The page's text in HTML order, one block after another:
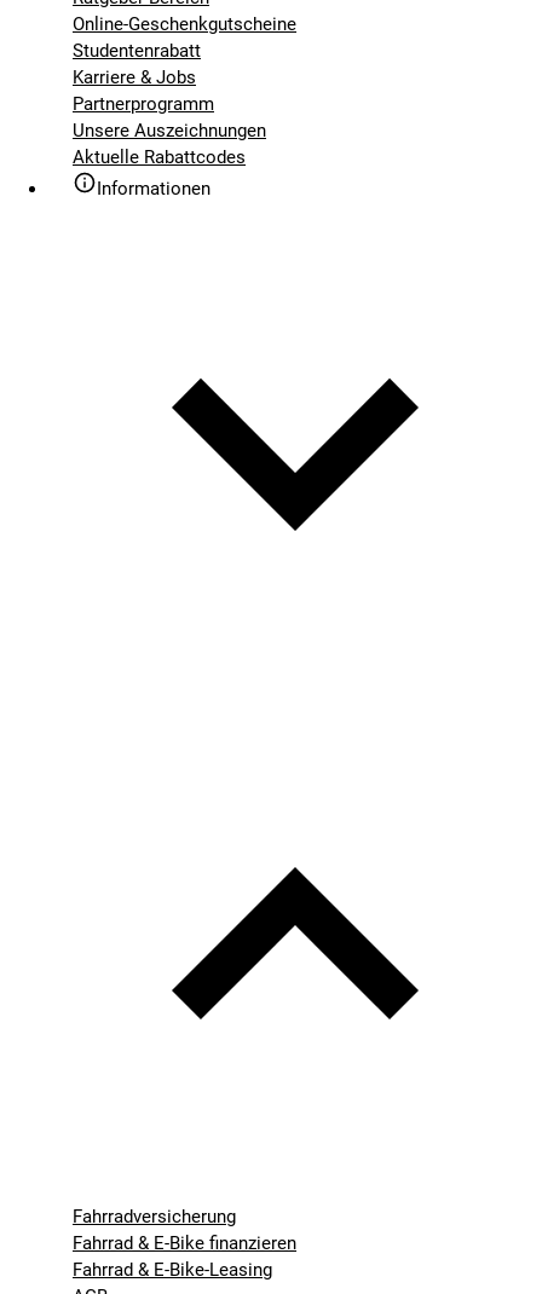
Online-Geschenkgutscheine
Studentenrabatt
Karriere & Jobs
Partnerprogramm
Unsere Auszeichnungen
Aktuelle Rabattcodes
Informationen
Fahrradversicherung
Fahrrad & E-Bike finanzieren
Fahrrad & E-Bike-Leasing